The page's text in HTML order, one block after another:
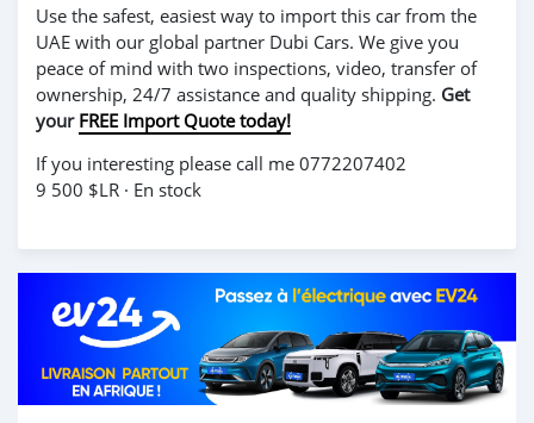
Use the safest, easiest way to import this car from the
UAE with our global partner Dubi Cars. We give you
peace of mind with two inspections, video, transfer of
ownership, 24/7 assistance and quality shipping. Get
your FREE Import Quote today!
If you interesting please call me 0772207402
9 500 $LR · En stock